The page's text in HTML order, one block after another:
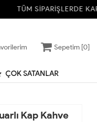
TÜM SİPARİŞLERDE
Sepetim [0]
ÇOK SATANLAR
Kap Kahve